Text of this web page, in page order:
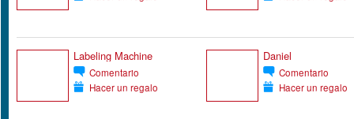
Labeling Machine
Comentario
Hacer un regalo
Daniel
Comentario
Hacer un regalo